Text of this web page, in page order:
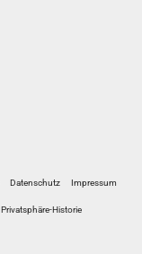
Datenschutz Impressum
Privatsphäre-Historie